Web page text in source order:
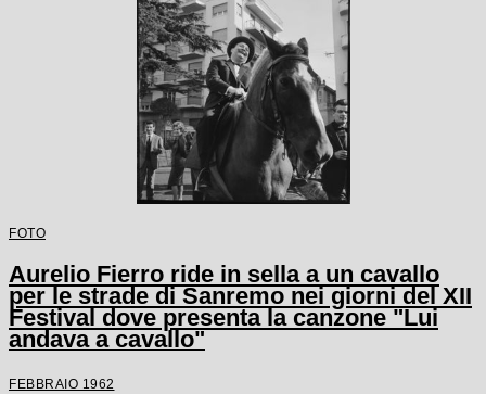
FOTO
Aurelio Fierro ride in sella a un cavallo
per le strade di Sanremo nei giorni del XII
Festival dove presenta la canzone "Lui
andava a cavallo"
FEBBRAIO 1962